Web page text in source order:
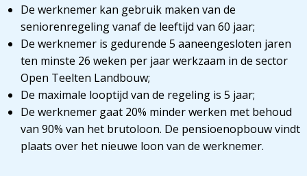
De werknemer kan gebruik maken van de
seniorenregeling vanaf de leeftijd van 60 jaar;
De werknemer is gedurende 5 aaneengesloten jaren
ten minste 26 weken per jaar werkzaam in de sector
Open Teelten Landbouw;
De maximale looptijd van de regeling is 5 jaar;
De werknemer gaat 20% minder werken met behoud
van 90% van het brutoloon. De pensioenopbouw vindt
plaats over het nieuwe loon van de werknemer.